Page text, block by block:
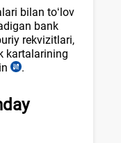
3294-
son
bilan toʻlov
bank
rekvizitlari,
kartalarining
b.,
03.04.2021
.